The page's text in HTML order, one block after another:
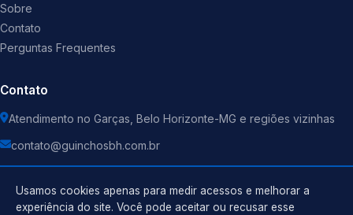
Sobre
Contato
Perguntas Frequentes
Contato
Atendimento no Garças, Belo Horizonte-MG e regiões vizinhas
contato@guinchosbh.com.br
Usamos cookies apenas para medir acessos e melhorar a
experiência do site. Você pode aceitar ou recusar esse